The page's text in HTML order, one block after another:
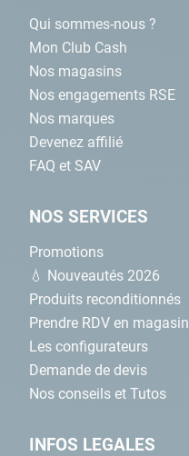
Qui sommes-nous ?
Mon Club Cash
Nos magasins
Nos engagements RSE
Nos marques
Devenez affilié
FAQ et SAV
NOS SERVICES
Promotions
💧 Nouveautés 2026
Produits reconditionnés
Prendre RDV en magasin
Les configurateurs
Demande de devis
Nos conseils et Tutos
INFOS LEGALES